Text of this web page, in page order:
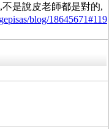
是說皮老師都是對的,
blog/18645671#119